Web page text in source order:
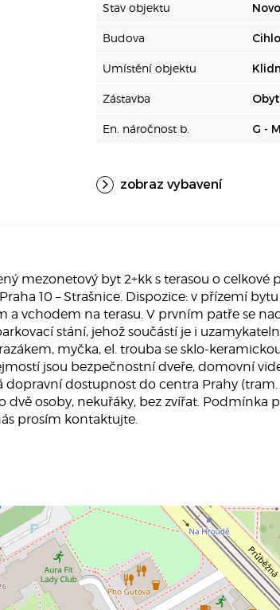
Stav objektu
Budova
Umístění objektu
Zástavba
En. náročnost b. G -
zobraz vybavení
mezonetový byt 2+kk s terasou o celkové
10 – Strašnice. Dispozice: v přízemí
vchodem na terasu. V prvním patře se
stání, jehož součástí je i
myčka, el. trouba se sklo-
jsou bezpečnostní dveře, domovní
dostupnost do centra Prahy
osoby, nekuřáky, bez zvířat. Podmínka
prosím kontaktujte.